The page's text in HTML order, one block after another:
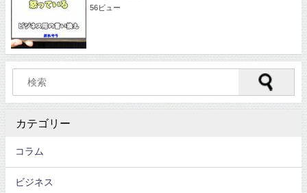
56ビュー
カテゴリー
コラム
ビジネス